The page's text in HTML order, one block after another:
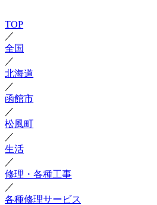
TOP
／
全国
／
北海道
／
函館市
／
松風町
／
生活
／
修理・各種工事
／
各種修理サービス